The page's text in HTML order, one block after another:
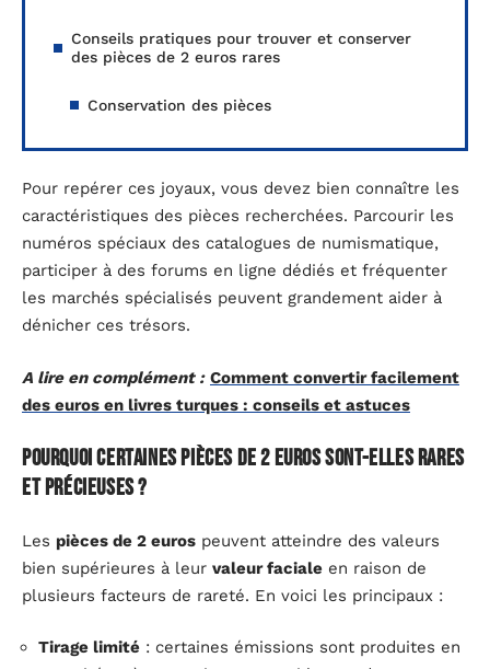
Conseils pratiques pour trouver et conserver
des pièces de 2 euros rares
Conservation des pièces
Pour repérer ces joyaux, vous devez bien connaître les
caractéristiques des pièces recherchées. Parcourir les
numéros spéciaux des catalogues de numismatique,
participer à des forums en ligne dédiés et fréquenter
les marchés spécialisés peuvent grandement aider à
dénicher ces trésors.
A lire en complément : Comment convertir facilement
des euros en livres turques : conseils et astuces
Pourquoi certaines pièces de 2 euros sont-elles rares
et précieuses ?
Les pièces de 2 euros peuvent atteindre des valeurs
bien supérieures à leur valeur faciale en raison de
plusieurs facteurs de rareté. En voici les principaux :
Tirage limité : certaines émissions sont produites en